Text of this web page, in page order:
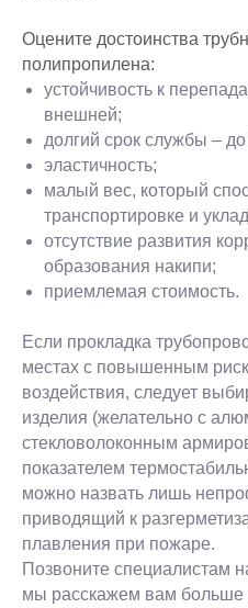
Оцените достоинства
полипропилена:
устойчивость к
внешней;
долгий срок службы – до
эластичность;
малый вес, который
транспортировке и
отсутствие развития
образования накипи;
приемлемая стоимость.
Если прокладка
местах с повышенным
воздействия, следует
изделия (желательно с
стекловолоконным
показателем
можно назвать лишь
приводящий к
плавления при пожаре.
Позвоните специалистам
мы расскажем вам больше